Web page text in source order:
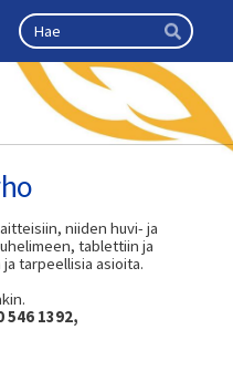
Haku
Hae
seniorit ry
niiden huvi- ja
tablettiin ja
tarpeellisia asioita.
546 1392,